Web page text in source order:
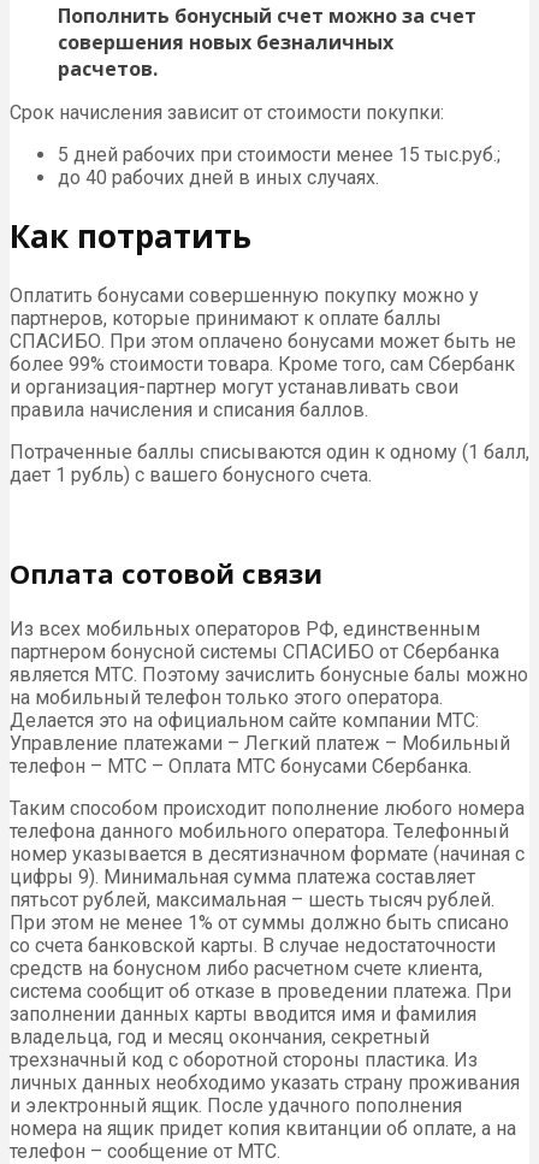
Пополнить бонусный счет можно за счет
совершения новых безналичных
расчетов.
Срок начисления зависит от стоимости покупки:
5 дней рабочих при стоимости менее 15 тыс.руб.;
до 40 рабочих дней в иных случаях.
Как потратить
Оплатить бонусами совершенную покупку можно у
партнеров, которые принимают к оплате баллы
СПАСИБО. При этом оплачено бонусами может быть не
более 99% стоимости товара. Кроме того, сам Сбербанк
и организация-партнер могут устанавливать свои
правила начисления и списания баллов.
Потраченные баллы списываются один к одному (1 балл,
дает 1 рубль) с вашего бонусного счета.
Оплата сотовой связи
Из всех мобильных операторов РФ, единственным
партнером бонусной системы СПАСИБО от Сбербанка
является МТС. Поэтому зачислить бонусные балы можно
на мобильный телефон только этого оператора.
Делается это на официальном сайте компании МТС:
Управление платежами – Легкий платеж – Мобильный
телефон – МТС – Оплата МТС бонусами Сбербанка.
Таким способом происходит пополнение любого номера
телефона данного мобильного оператора. Телефонный
номер указывается в десятизначном формате (начиная с
цифры 9). Минимальная сумма платежа составляет
пятьсот рублей, максимальная – шесть тысяч рублей.
При этом не менее 1% от суммы должно быть списано
со счета банковской карты. В случае недостаточности
средств на бонусном либо расчетном счете клиента,
система сообщит об отказе в проведении платежа. При
заполнении данных карты вводится имя и фамилия
владельца, год и месяц окончания, секретный
трехзначный код с оборотной стороны пластика. Из
личных данных необходимо указать страну проживания
и электронный ящик. После удачного пополнения
номера на ящик придет копия квитанции об оплате, а на
телефон – сообщение от МТС.